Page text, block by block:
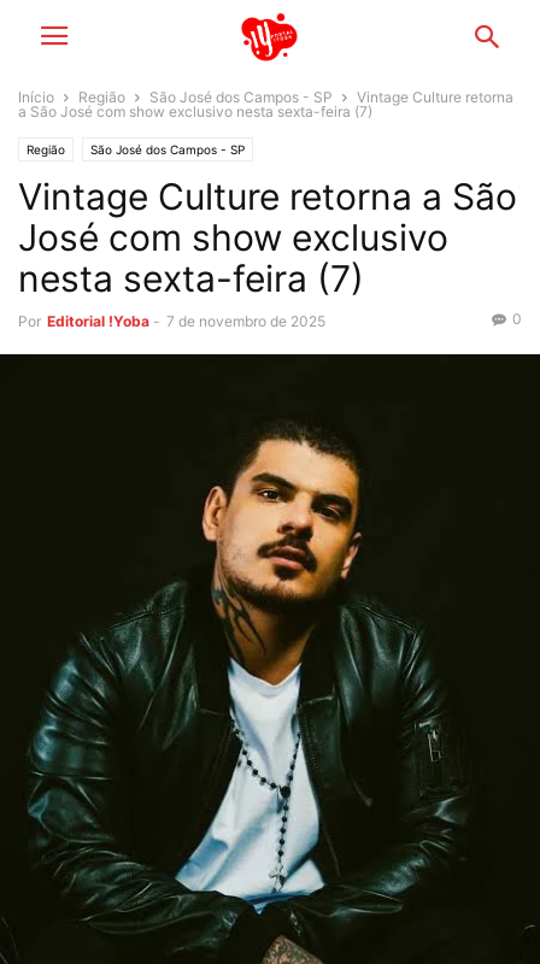
Início Região São José dos Campos - SP
Vintage Culture retorna
a São José com show exclusivo nesta sexta-feira (7)
Região São José dos Campos - SP
Vintage Culture retorna a São
José com show exclusivo
nesta sexta-feira (7)
Por Editorial !Yoba - 7 de novembro de 2025 0